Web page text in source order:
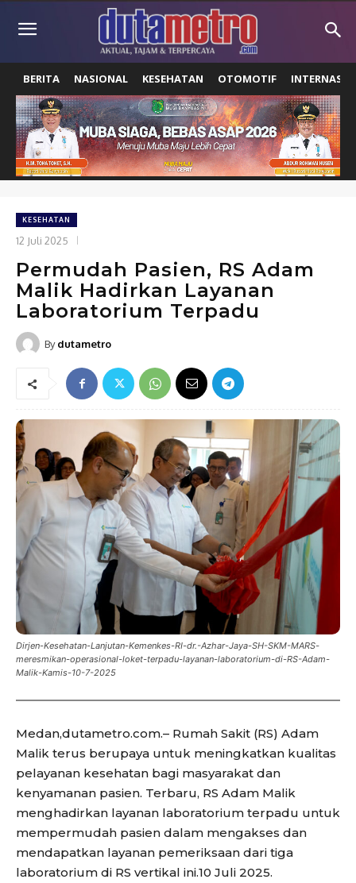
BERITA NASIONAL KESEHATAN OTOMOTIF
KESEHATAN
12 Juli 2025
Permudah Pasien, RS Adam
Malik Hadirkan Layanan
Laboratorium Terpadu
By dutametro
Dirjen-Kesehatan-Lanjutan-Kemenkes-RI-dr.-Azhar-Jaya-SH-SKM-MARS-
meresmikan-operasional-loket-terpadu-layanan-laboratorium-di-RS-Adam-
Malik-Kamis-10-7-2025
Medan,dutametro.com.– Rumah Sakit (RS) Adam
Malik terus berupaya untuk meningkatkan kualitas
pelayanan kesehatan bagi masyarakat dan
kenyamanan pasien. Terbaru, RS Adam Malik
menghadirkan layanan laboratorium terpadu untuk
mempermudah pasien dalam mengakses dan
mendapatkan layanan pemeriksaan dari tiga
laboratorium di RS vertikal ini.10 Juli 2025.